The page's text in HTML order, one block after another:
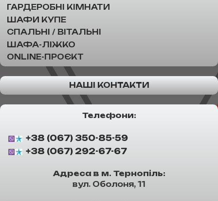
ГАРДЕРОБНІ КІМНАТИ
ШАФИ КУПЕ
СПАЛЬНІ / ВІТАЛЬНІ
ШАФА-ЛІЖКО
ONLINE-ПРОЄКТ
НАШІ КОНТАКТИ
Телефони:
+38 (067) 350-85-59
+38 (067) 292-67-67
Адреса в м. Тернопіль:
вул. Оболоня, 11